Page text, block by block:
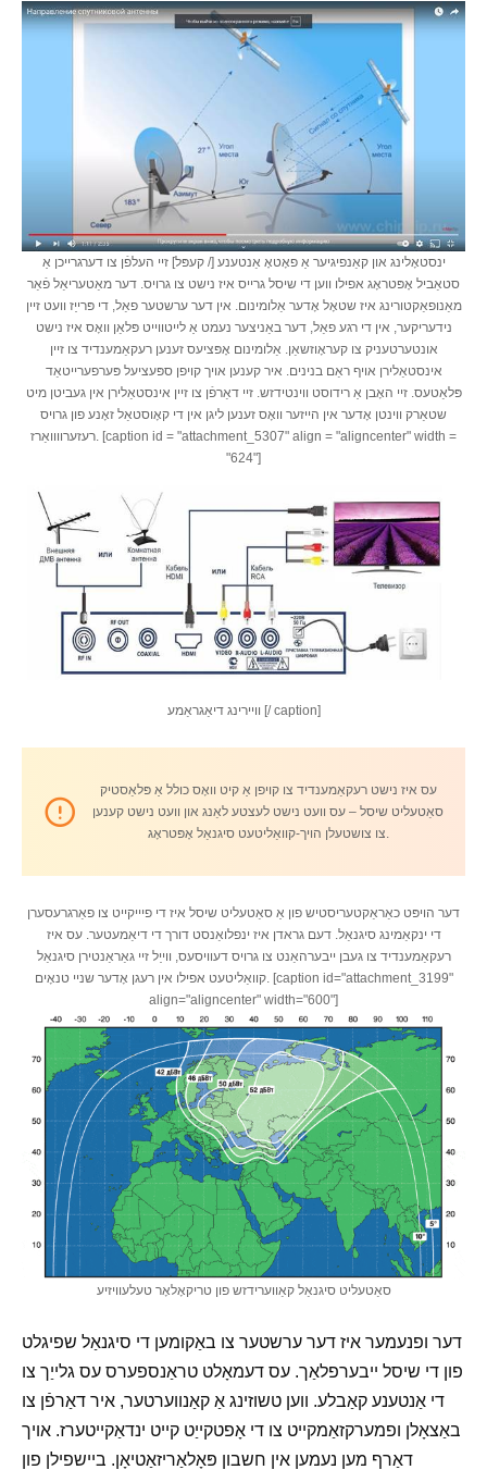
ינסטאָלינג און קאַנפיגיער אַ פאָטאָ אַנטענע [/ קעפּל] זיי העלפֿן צו דערגרייכן אַ
סטאַביל אָפּטראָג אפילו ווען די שיסל גרייס איז נישט צו גרויס. דער מאַטעריאַל פֿאַר
מאַנופאַקטורינג איז שטאָל אָדער אַלומינום. אין דער ערשטער פאַל, די פּרייַז וועט זיין
נידעריקער, אין די רגע פאַל, דער באַניצער נעמט אַ לייטווייט פּלאַן וואָס איז נישט
אונטערטעניק צו קעראָוזשאַן. אַלומינום אָפּציעס זענען רעקאַמענדיד צו זיין
אינסטאַלירן אויף ראַם בנינים. איר קענען אויך קויפן ספּעציעל פּערפערייטאַד
פּלאַטעס. זיי האָבן אַ רידוסט ווינטידזש. זיי דאַרפֿן צו זיין אינסטאַלירן אין געביטן מיט
שטאַרק ווינטן אָדער אין הייזער וואָס זענען ליגן אין די קאָוסטאַל זאָנע פון ​​גרויס
רעזערוווואַרז. [caption id = "attachment_5307" align = "aligncenter" width =
"624"]
וויירינג דיאַגראַמע [/ caption]
עס איז נישט רעקאַמענדיד צו קויפן אַ קיט וואָס כולל אַ פּלאַסטיק
סאַטעליט שיסל – עס וועט נישט לעצטע לאַנג און וועט נישט קענען
דער הויפּט כאַראַקטעריסטיש פון אַ סאַטעליט שיסל איז די פיייקייט צו פאַרגרעסערן
די ינקאַמינג סיגנאַל. דעם גראדן איז ינפלואַנסט דורך די דיאַמעטער. עס איז
רעקאַמענדיד צו געבן ייבערהאַנט צו גרויס דעוויסעס, ווייַל זיי גאַראַנטירן סיגנאַל
קוואַליטעט אפילו אין רעגן אָדער שניי טנאָים. [caption id="attachment_3199"
align="aligncenter" width="600"]
סאַטעליט סיגנאַל קאַווערידזש פון טריקאָלאָר טעלעוויזיע
דער ופנעמער איז דער ערשטער צו באַקומען די סיגנאַל שפיגלט
פון די שיסל ייבערפלאַך. עס דעמאָלט טראַנספערס עס גלייַך צו
די אַנטענע קאַבלע. ווען טשוזינג אַ קאַנווערטער, איר דאַרפֿן צו
באַצאָלן ופמערקזאַמקייט צו די אָפטקייַט קייט ינדאַקייטערז. אויך
דאַרף מען נעמען אין חשבון פּאָלאַריזאַטיאָן. ביישפילן פון